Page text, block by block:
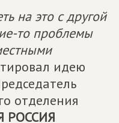
на это с другой
то проблемы
идею
отделения
РОССИЯ